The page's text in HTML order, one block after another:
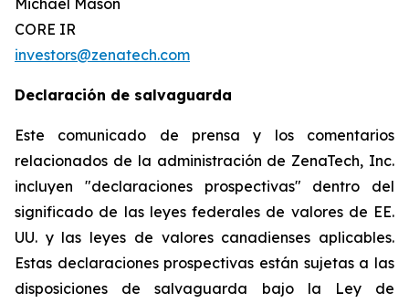
Michael Mason
CORE IR
investors@zenatech.com
Declaración de salvaguarda
Este comunicado de prensa y los comentarios
relacionados de la administración de ZenaTech, Inc.
incluyen "declaraciones prospectivas" dentro del
significado de las leyes federales de valores de EE.
UU. y las leyes de valores canadienses aplicables.
Estas declaraciones prospectivas están sujetas a las
disposiciones de salvaguarda bajo la Ley de